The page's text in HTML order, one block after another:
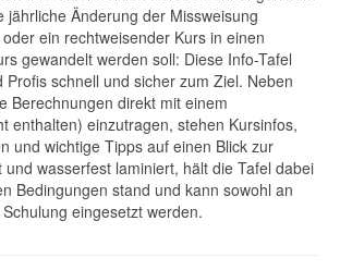
jährliche Änderung der Missweisung
ein rechtweisender Kurs in einen
gewandelt werden soll: Diese Info-Tafel
schnell und sicher zum Ziel. Neben
Berechnungen direkt mit einem
enthalten) einzutragen, stehen Kursinfos,
und wichtige Tipps auf einen Blick zur
und wasserfest laminiert, hält die Tafel dabei
Bedingungen stand und kann sowohl an
eingesetzt werden.